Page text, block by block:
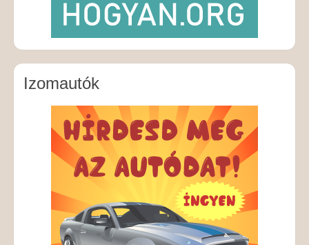
Izomautók